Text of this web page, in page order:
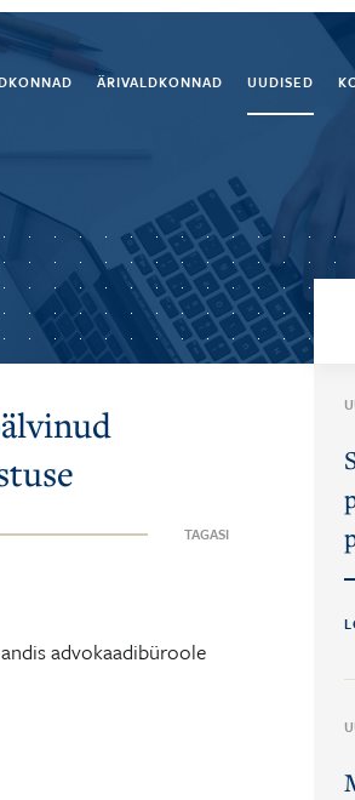
ÄRIVALDKONNAD UUDISED
TAGASI
advokaadibüroole